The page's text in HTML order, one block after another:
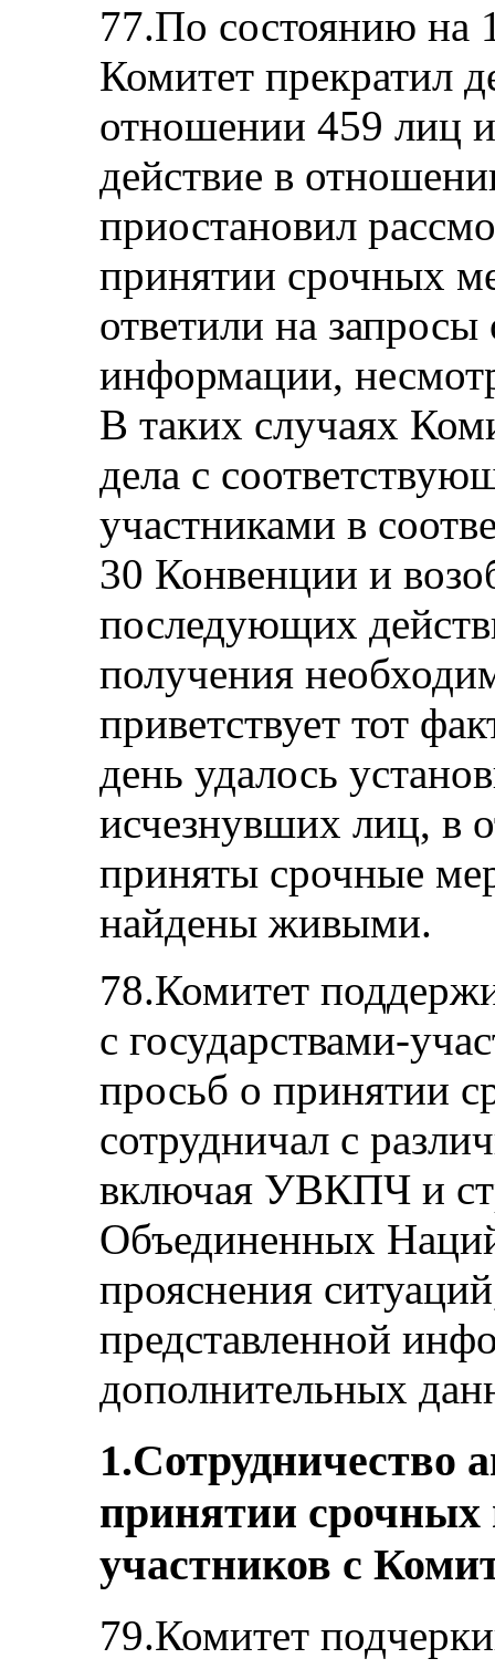
77.По состоянию на
Комитет прекратил
отношении 459 лиц
действие в
приостановил
принятии срочных
ответили на
информации,
В таких случаях
дела с
участниками в
30 Конвенции и
последующих
получения
приветствует тот
день удалось
исчезнувших лиц, в
приняты срочные
найдены живыми.
78.Комитет
с государствами-
просьб о принятии
сотрудничал с
включая УВКПЧ и
Объединенных
прояснения
представленной
дополнительных
1.Сотрудничество
принятии срочных
участников с
79.Комитет